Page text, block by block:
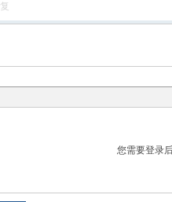
您需要登录